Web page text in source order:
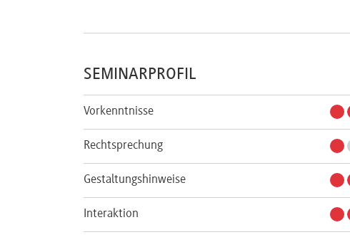
SEMINARPROFIL
Vorkenntnisse
Rechtsprechung
Gestaltungshinweise
Interaktion